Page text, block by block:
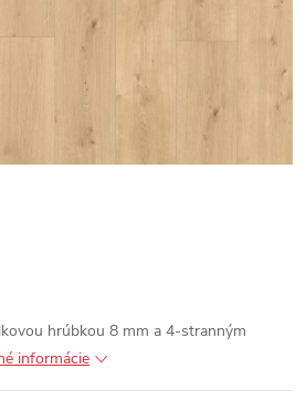
hrúbkou 8 mm a 4-stranným
informácie